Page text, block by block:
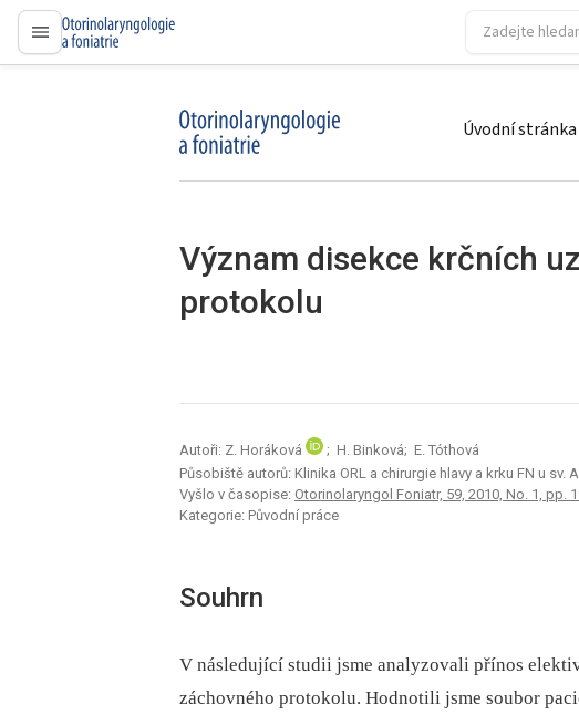
proLékaře.cz
proLékaře.cz Úvodní stránka
Význam disekce krčních
protokolu
Autoři: Z. Horáková
; H. Binková; E. Tóthová
Působiště autorů: Klinika ORL a chirurgie hlavy a krku FN u sv.
Vyšlo v časopise: Otorinolaryngol Foniatr, 59, 2010, No. 1, pp.
Kategorie: Původní práce
Souhrn
V následující studii jsme analyzovali přínos
záchovného protokolu. Hodnotili jsme soubor